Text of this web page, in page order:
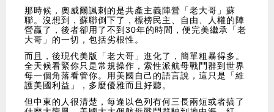
那時候，奧威爾諷刺的是共產主義陣營「老大哥」蘇
聯。沒想到，蘇聯倒下了，標榜民主、自由、人權的陣
營贏了，後者卻用了不到30年的時間，便完美繼承「老
大哥」的一切，包括劣根性。
而且，後現代美版「老大哥」進化了，簡單粗暴得多。
全天候看緊你只是常規操作，索性派航母戰鬥群到世界
每一個角落看管你。用美國自己的語言說，這只是「維
護美國利益」，多麼優雅而且好聽。
但中東的人很清楚，每逢以色列有何三長兩短或者搞了